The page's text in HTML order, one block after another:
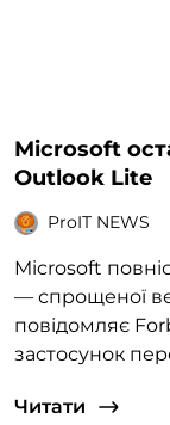
Microsoft
Outlook Lite
ProIT NEWS
Microsoft
— спрощеної
повідомляє
застосунок
Читати